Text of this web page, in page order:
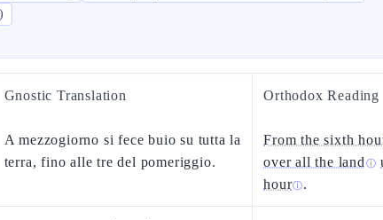
Gnostic Translation Orthodox Reading
A mezzogiorno si fece buio su tutta la
terra, fino alle tre del pomeriggio.
From the sixth
over all the land ⓘ
hourⓘ.